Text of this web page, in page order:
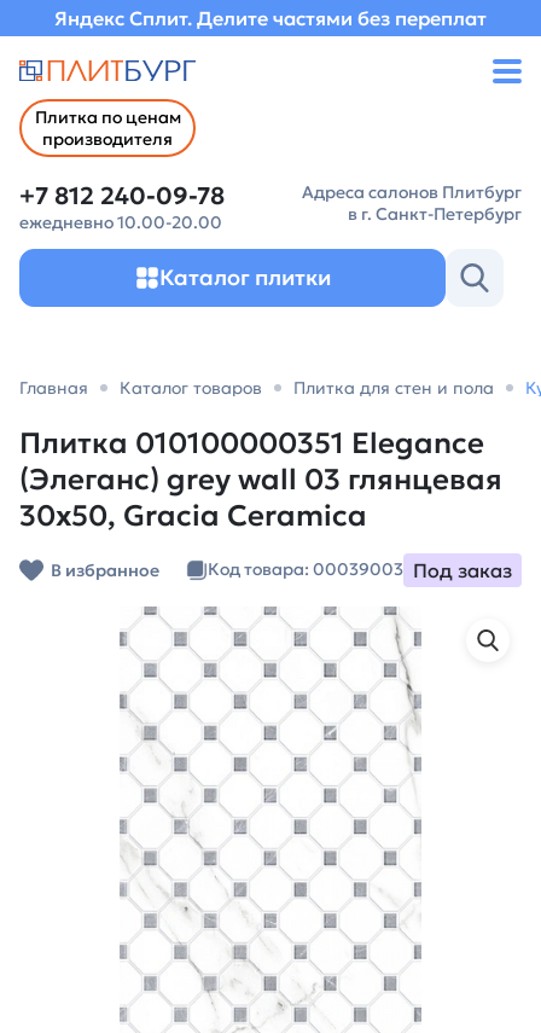
Яндекс Сплит. Делите частями без переплат
Плитка по ценам
производителя
+7 812 240-09-78
ежедневно 10.00-20.00
Адреса салонов Плитбург
в г. Санкт-Петербург
Каталог плитки
Главная Каталог товаров Плитка для стен и пола
Плитка 010100000351 Elegance
(Элеганс) grey wall 03 глянцевая
30х50, Gracia Ceramica
В избранное Код товара: 00039003 Под заказ